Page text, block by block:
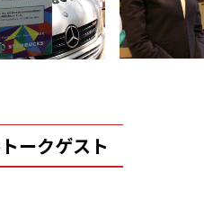
ークゲスト